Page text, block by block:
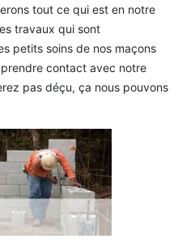
tout ce qui est en notre
travaux qui sont
petits soins de nos maçons
contact avec notre
pas déçu, ça nous pouvons